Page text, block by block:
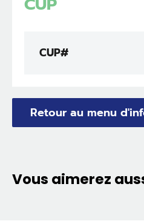
CUP#
Retour au menu
Vous aimerez